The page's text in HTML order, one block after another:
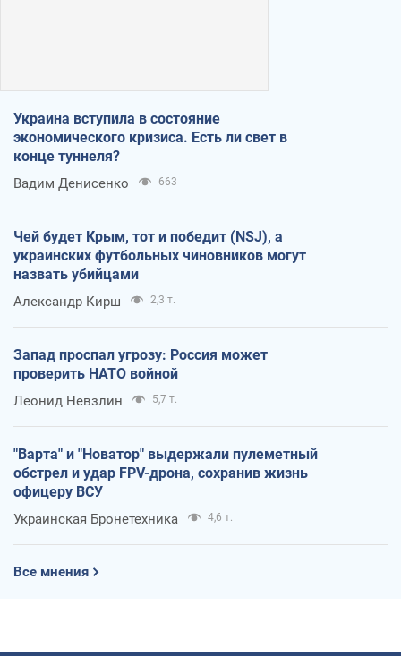
Украина вступила в состояние
экономического кризиса. Есть ли свет в
конце туннеля?
Вадим Денисенко 663
Чей будет Крым, тот и победит (NSJ), а
украинских футбольных чиновников могут
назвать убийцами
Александр Кирш 2,3 т.
Запад проспал угрозу: Россия может
проверить НАТО войной
Леонид Невзлин 5,7 т.
"Варта" и "Новатор" выдержали пулеметный
обстрел и удар FPV-дрона, сохранив жизнь
офицеру ВСУ
Украинская Бронетехника 4,6 т.
Все мнения